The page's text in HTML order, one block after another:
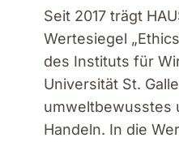
Seit 2017 trägt
Wertesiegel
des Instituts für
Universität St.
umweltbewusstes
Handeln. In die